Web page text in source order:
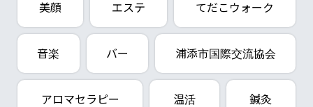
美顔 エステ てだこウォーク
音楽 バー 浦添市国際交流協会
アロマセラピー 温活 鍼灸